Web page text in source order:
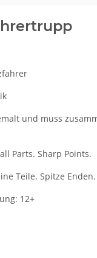
und muss
Parts. Sharp Points.
Teile. Spitze Enden.
12+